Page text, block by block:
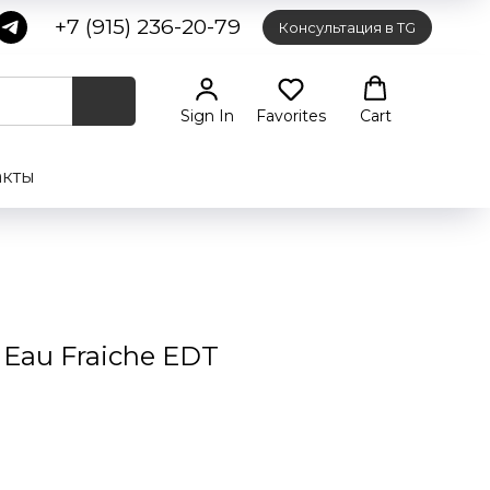
+7 (915) 236-20-79 Консультация в TG
Sign In Favorites Cart
Fraiche EDT